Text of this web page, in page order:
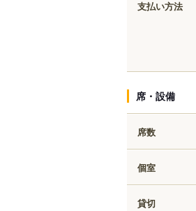
支払い方法
席・設備
席数
個室
貸切